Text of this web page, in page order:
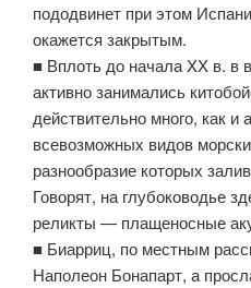
пододвинет при этом
окажется закрытым.
■ Вплоть до начала XX в. в
активно занимались
действительно много, как
всевозможных видов
разнообразие которых
Говорят, на глубоководье
реликты — плащеносные
■ Биарриц, по местным
Наполеон Бонапарт, а